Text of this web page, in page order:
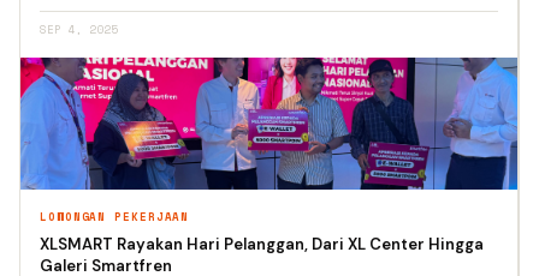
SEP 4, 2025
LOWONGAN PEKERJAAN
XLSMART Rayakan Hari Pelanggan, Dari XL Center Hingga
Galeri Smartfren